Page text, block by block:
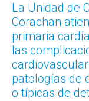
La Unidad de
Corachan
primaria
las
patologías de
o típicas de